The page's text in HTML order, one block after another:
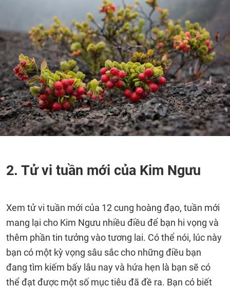
2. Tử vi tuần mới của Kim Ngưu
Xem tử vi tuần mới của 12 cung hoàng đạo, tuần mới
mang lại cho Kim Ngưu nhiều điều để bạn hi vọng và
thêm phần tin tưởng vào tương lai. Có thể nói, lúc này
bạn có một kỳ vọng sâu sắc cho những điều bạn
đang tìm kiếm bấy lâu nay và hứa hẹn là bạn sẽ có
thể đạt được một số mục tiêu đã đề ra. Bạn có biết